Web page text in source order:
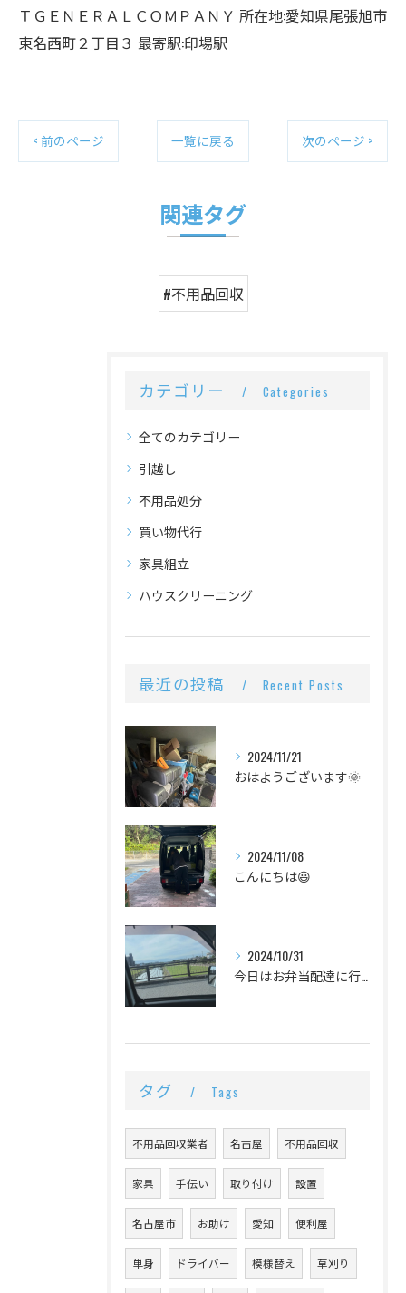
ＴＧＥＮＥＲＡＬＣＯＭＰＡＮＹ 所在地:愛知県尾張旭市
東名西町２丁目３ 最寄駅:印場駅
< 前のページ 一覧に戻る 次のページ >
関連タグ
#不用品回収
カテゴリー Categories
全てのカテゴリー
引越し
不用品処分
買い物代行
家具組立
ハウスクリーニング
最近の投稿 Recent Posts
2024/11/21
おはようございます🌞
2024/11/08
こんにちは😃
2024/10/31
タグ Tags
不用品回収業者 名古屋 不用品回収
家具 手伝い 取り付け 設置
名古屋市 お助け 愛知 便利屋
単身 ドライバー 模様替え 草刈り